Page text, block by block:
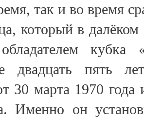
так и во время
который в далёком
кубка
двадцать пять
30 марта 1970
Именно он